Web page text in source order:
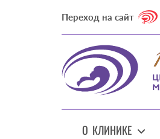
Переход на сайт
О КЛИНИКЕ